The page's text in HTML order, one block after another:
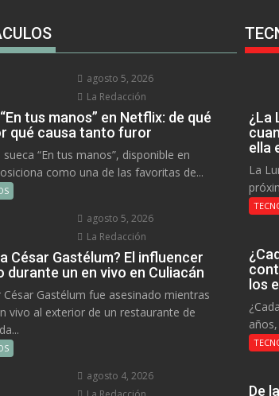
agosto 5, 2026
La Redacción
tus manos” en Netflix: de qué
qué causa tanto furor
“En tus manos”, disponible en
como una de las favoritas de...
agosto 5, 2026
La Redacción
César Gastélum? El influencer
durante un en vivo en Culiacán
César Gastélum fue asesinado mientras
vivo al exterior de un restaurante de
agosto 4, 2026
¿La
ella
La
los
De